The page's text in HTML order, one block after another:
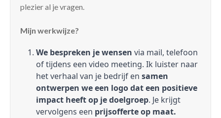
plezier al je vragen.
Mijn werkwijze?
We bespreken je wensen via mail, telefoon
of tijdens een video meeting. Ik luister naar
het verhaal van je bedrijf en samen
ontwerpen we een logo dat een positieve
impact heeft op je doelgroep. Je krijgt
vervolgens een prijsofferte op maat.